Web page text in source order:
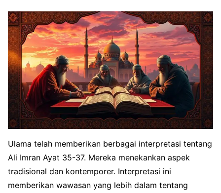
Ulama telah memberikan berbagai interpretasi tentang
Ali Imran Ayat 35-37. Mereka menekankan aspek
tradisional dan kontemporer. Interpretasi ini
memberikan wawasan yang lebih dalam tentang